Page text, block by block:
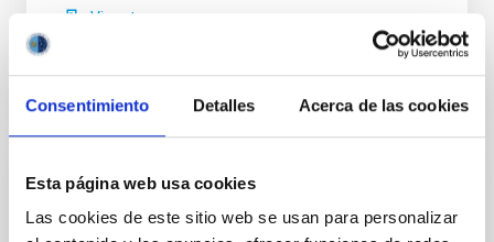
Consentimiento Detalles Acerca de las cookies
Esta página web usa cookies
Las cookies de este sitio web se usan para personalizar
Vigente
Acuerdo para la instalación del Telescopio
de Treinta Metros (TMT) en el